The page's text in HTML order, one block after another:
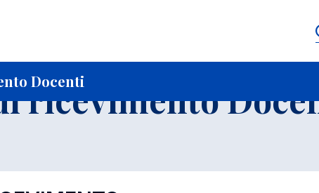
Docenti
Elenco
ricevimento